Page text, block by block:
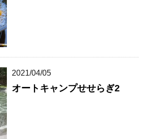
2021/04/05
オートキャンプせせらぎ2